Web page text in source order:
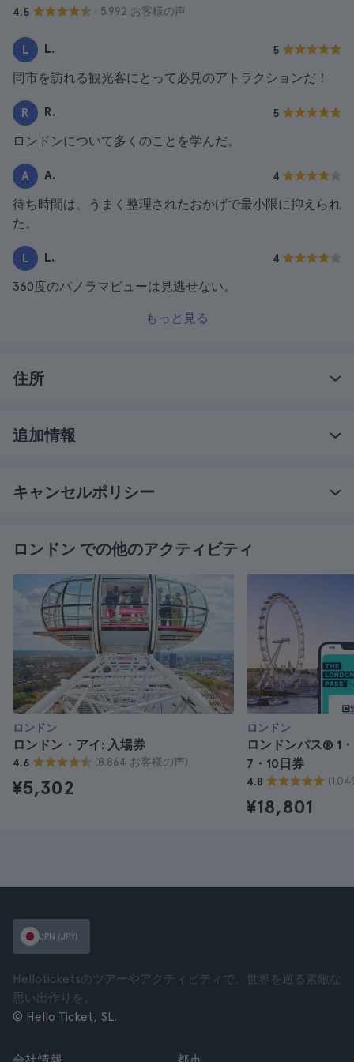
4.5 · 5.992 お客様の声
L L. 5
同市を訪れる観光客にとって必見のアトラクションだ！
R R. 5
ロンドンについて多くのことを学んだ。
A A. 4
待ち時間は、うまく整理されたおかげで最小限に抑えられ
た。
L L. 4
360度のパノラマビューは見逃せない。
もっと見る
住所
追加情報
キャンセルポリシー
ロンドン での他のアクティビティ
ロンドン
ロンドン・アイ: 入場券
4.6 (8.864 お客様の声)
¥5,302
ロンドン
ロンドンパス® 1
7・10日券
4.8
¥18,801
JPN (JPY)
Helloticketsのツアーやアクティビティで、世界を巡る素敵な
思い出作りを。
© Hello Ticket, SL.